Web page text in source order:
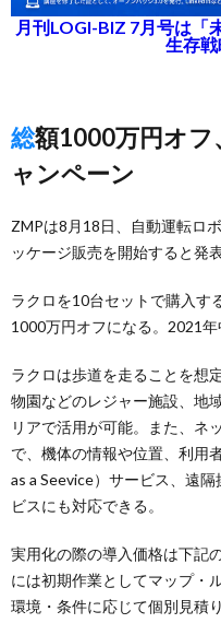
月刊LOGI-BIZ 7月号は「
生存
総額1000万円オフ、年内注文に限定のキ
ャンペーン
ZMPは8月18日、自動運転ロ
ッケージ販売を開始すると発表
ラクロを10台セットで購入す
1000万円オフになる。2021年
ラクロは歩道を走ることを想
物園などのレジャー施設、地
リアで活用が可能。また、ネ
で、機体の情報や位置、利用
as a Seevice）サービス、遠
ビスにも対応できる。
実用化の際の導入価格は下記
には初期作業としてマップ・
環境・条件に応じて個別見積